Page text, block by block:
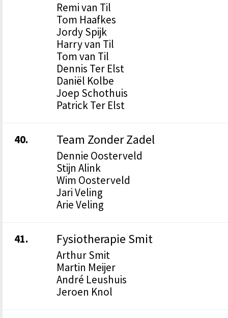
Remi van Til
Tom Haafkes
Jordy Spijk
Harry van Til
Tom van Til
Dennis Ter Elst
Daniël Kolbe
Joep Schothuis
Patrick Ter Elst
40. Team Zonder Zadel
Dennie Oosterveld
Stijn Alink
Wim Oosterveld
Jari Veling
Arie Veling
41. Fysiotherapie Smit
Arthur Smit
Martin Meijer
André Leushuis
Jeroen Knol